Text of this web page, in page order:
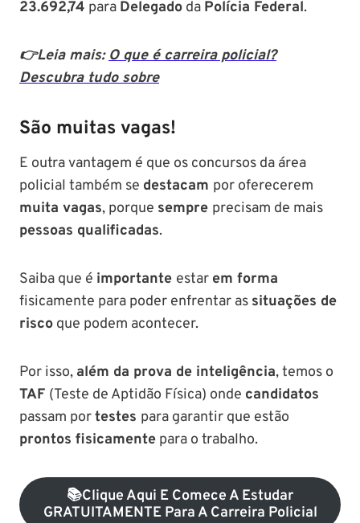
23.692,74 para Delegado da Polícia Federal.
👉Leia mais:O que é carreira policial?
Descubra tudo sobre
São muitas vagas!
E outra vantagem é que os concursos da área
policial também se destacam por oferecerem
muita vagas, porque sempre precisam de mais
pessoas qualificadas.
Saiba que é importante estar em forma
fisicamente para poder enfrentar as situações de
risco que podem acontecer.
Por isso, além da prova de inteligência, temos o
TAF (Teste de Aptidão Física) onde candidatos
passam portestes para garantir que estão
prontos fisicamente para o trabalho.
📚Clique Aqui E Comece A Estudar
GRATUITAMENTE Para A Carreira Policial